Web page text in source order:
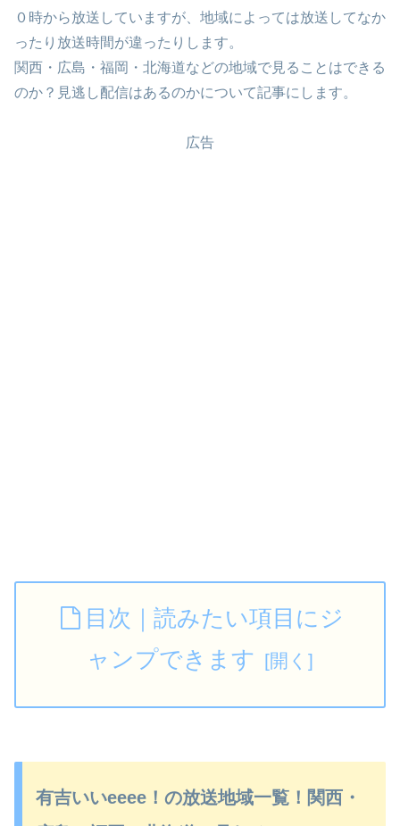
０時から放送していますが、地域によっては放送してなか
ったり放送時間が違ったりします。
関西・広島・福岡・北海道などの地域で見ることはできる
のか？見逃し配信はあるのかについて記事にします。
広告
目次｜読みたい項目にジ
ャンプできます
有吉いいeeee！の放送地域一覧！関西・